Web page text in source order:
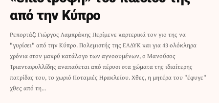
από την Κύπρο
Ρεπορτάζ: Γιώργος Λαμπράκης Περίμενε καρτερικά τον γιο της να
"γυρίσει" από την Κύπρο. Πολεμιστής της ΕΛΔΥΚ και για 43 ολόκληρα
χρόνια στον μακρύ κατάλογο των αγνοουμένων, ο Μανούσος
Τριανταφυλλίδης αναπαύεται από πέρυσι στα χώματα της ιδιαίτερης
πατρίδας του, το χωριό Ποταμιές Ηρακλείου. Χθες, η μητέρα του "έφυγε"
χθες από τη…